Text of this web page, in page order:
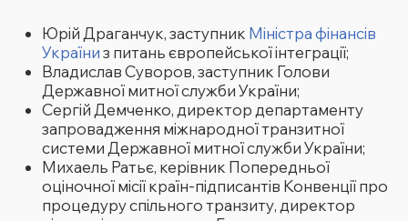
Юрій Драганчук, заступник Міністра фінансів
Україниз питань європейської інтеграції;
Владислав Суворов, заступник Голови
Державної митної служби України;
Сергій Демченко, директор департаменту
запровадження міжнародної транзитної
системи Державної митної служби України;
Михаель Ратьє, керівник Попередньої
оціночної місії країн-підписантів Конвенції про
процедуру спільного транзиту, директор